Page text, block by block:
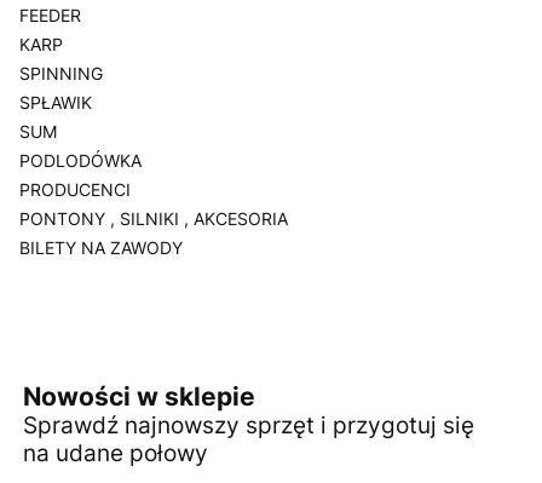
FEEDER
KARP
SPINNING
SPŁAWIK
SUM
PODLODÓWKA
PRODUCENCI
PONTONY , SILNIKI , AKCESORIA
BILETY NA ZAWODY
Nowości w sklepie
Sprawdź najnowszy sprzęt i przygotuj się
na udane połowy